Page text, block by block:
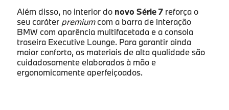
Além disso, no interior donovo Série 7reforça o
seu caráter premiumcom a barra de interação
BMW com aparência multifacetada e a consola
traseira Executive Lounge. Para garantir ainda
maior conforto, os materiais de alta qualidade são
cuidadosamente elaborados à mão e
ergonomicamente aperfeiçoados.